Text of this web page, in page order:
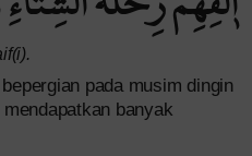
pada musim dingin
banyak